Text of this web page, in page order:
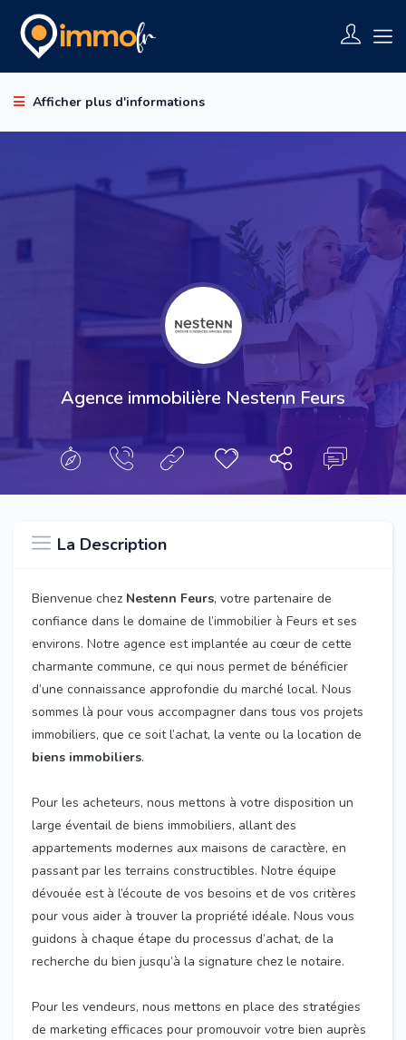
Afficher plus d'informations
Agence immobilière Nestenn Feurs
La Description
Bienvenue chez Nestenn Feurs, votre partenaire de
confiance dans le domaine de l’immobilier à Feurs et ses
environs. Notre agence est implantée au cœur de cette
charmante commune, ce qui nous permet de bénéficier
d’une connaissance approfondie du marché local. Nous
sommes là pour vous accompagner dans tous vos projets
immobiliers, que ce soit l’achat, la vente ou la location de
biens immobiliers.
Pour les acheteurs, nous mettons à votre disposition un
large éventail de biens immobiliers, allant des
appartements modernes aux maisons de caractère, en
passant par les terrains constructibles. Notre équipe
dévouée est à l’écoute de vos besoins et de vos critères
pour vous aider à trouver la propriété idéale. Nous vous
guidons à chaque étape du processus d’achat, de la
recherche du bien jusqu’à la signature chez le notaire.
Pour les vendeurs, nous mettons en place des stratégies
de marketing efficaces pour promouvoir votre bien auprès